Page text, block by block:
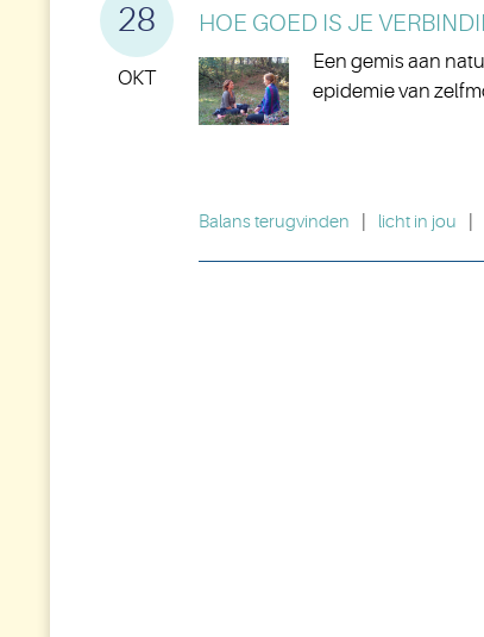
28
OKT
HOE GOED IS JE
Een gemis aan
epidemie van
Balans terugvinden licht in jou